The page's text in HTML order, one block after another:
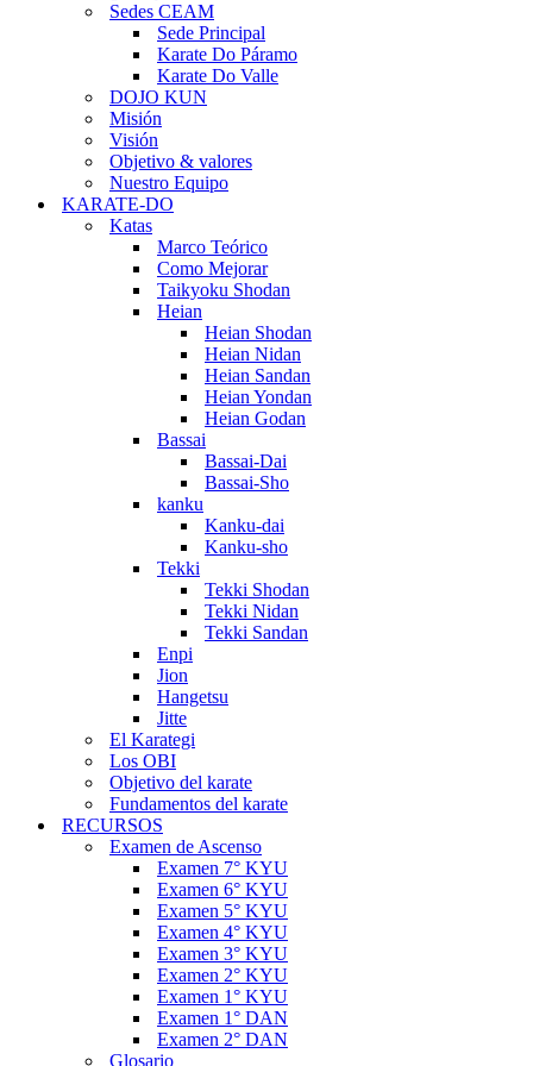
Sedes CEAM
Sede Principal
Karate Do Páramo
Karate Do Valle
DOJO KUN
Misión
Visión
Objetivo & valores
Nuestro Equipo
KARATE-DO
Katas
Marco Teórico
Como Mejorar
Taikyoku Shodan
Heian
Heian Shodan
Heian Nidan
Heian Sandan
Heian Yondan
Heian Godan
Bassai
Bassai-Dai
Bassai-Sho
kanku
Kanku-dai
Kanku-sho
Tekki
Tekki Shodan
Tekki Nidan
Tekki Sandan
Enpi
Jion
Hangetsu
Jitte
El Karategi
Los OBI
Objetivo del karate
Fundamentos del karate
RECURSOS
Examen de Ascenso
Examen 7° KYU
Examen 6° KYU
Examen 5° KYU
Examen 4° KYU
Examen 3° KYU
Examen 2° KYU
Examen 1° KYU
Examen 1° DAN
Examen 2° DAN
Glosario